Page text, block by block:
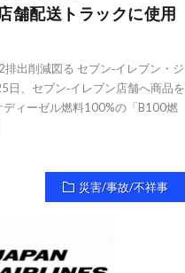
舗配送トラックに使用
出削減図る セブン‐イレブン・ジ
日、セブン‐イレブン店舗へ商品を
ィーゼル燃料100%の「B100燃
災害/事故/不祥事